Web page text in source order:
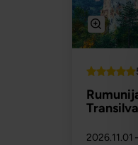
2026.11.01